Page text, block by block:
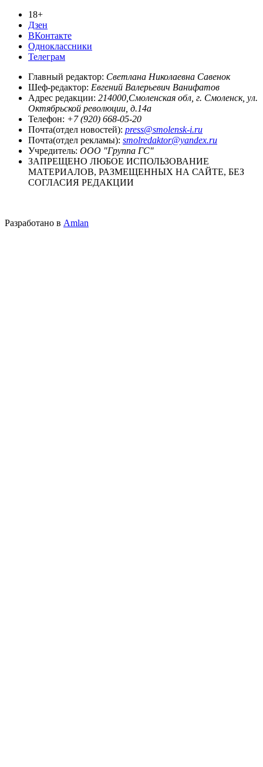
18+
Дзен
ВКонтакте
Одноклассники
Телеграм
Главный редактор: Светлана Николаевна Савенок
Шеф-редактор: Евгений Валерьевич Ванифатов
Адрес редакции: 214000,Смоленская обл, г. Смоленск, ул.
Октябрьской революции, д.14а
Телефон: +7 (920) 668-05-20
Почта(отдел новостей): press@smolensk-i.ru
Почта(отдел рекламы): smolredaktor@yandex.ru
Учредитель: ООО "Группа ГС"
ЗАПРЕЩЕНО ЛЮБОЕ ИСПОЛЬЗОВАНИЕ
МАТЕРИАЛОВ, РАЗМЕЩЕННЫХ НА САЙТЕ, БЕЗ
СОГЛАСИЯ РЕДАКЦИИ
Разработано в Amlan